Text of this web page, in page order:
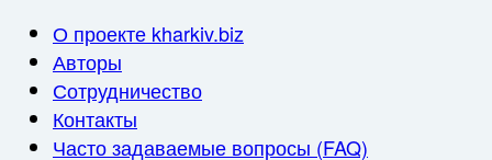
О проекте kharkiv.biz
Авторы
Сотрудничество
Контакты
Часто задаваемые вопросы (FAQ)